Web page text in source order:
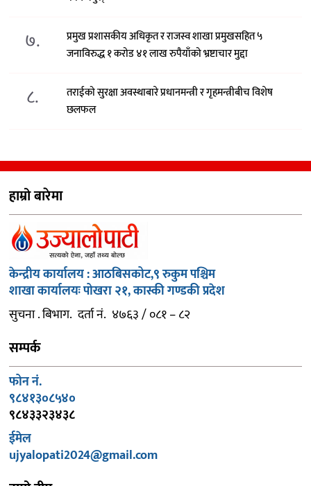
७.
प्रमुख प्रशासकीय अधिकृत र राजस्व शाखा प्रमुखसहित ५
जनाविरुद्ध १ करोड ४१ लाख रुपैयाँको भ्रष्टाचार मुद्दा
८.
तराईको सुरक्षा अवस्थाबारे प्रधानमन्त्री र गृहमन्त्रीबीच विशेष
छलफल
हाम्रो बारेमा
केन्द्रीय कार्यालय : आठबिसकोट,९ रुकुम पश्चिम
शाखा कार्यालयः पोखरा २१, कास्की गण्डकी प्रदेश
सुचना . बिभाग. दर्ता नं. ४७६३ / ०८१ – ८२
सम्पर्क
फोन नं.
९८४१३०८५४०
९८४३३२३४३८
ईमेल
ujyalopati2024@gmail.com